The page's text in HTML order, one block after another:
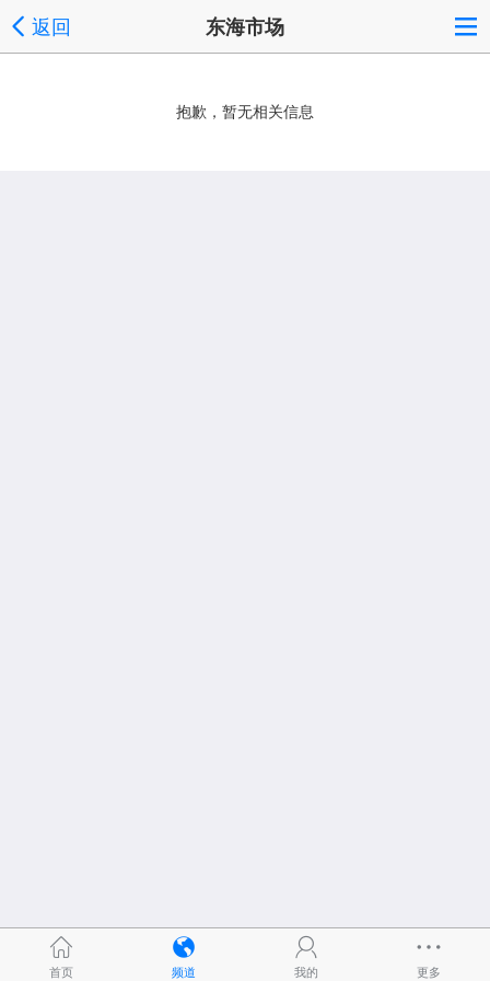
返回 东海市场
抱歉，暂无相关信息
首页 频道 我的 更多